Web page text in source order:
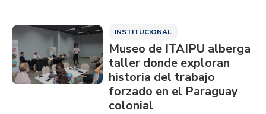
INSTITUCIONAL
Museo de ITAIPU alberga
taller donde exploran
historia del trabajo
forzado en el Paraguay
colonial